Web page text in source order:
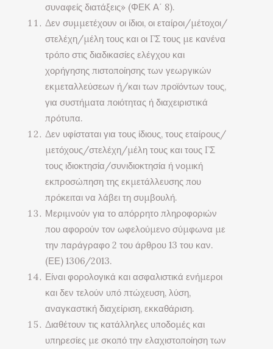
συναφείς διατάξεις» (ΦΕΚ Α΄ 8).
Δεν συμμετέχουν οι ίδιοι, οι εταίροι/μέτοχοι/
στελέχη/μέλη τους και οι ΓΣ τους με κανένα
τρόπο στις διαδικασίες ελέγχου και
χορήγησης πιστοποίησης των γεωργικών
εκμεταλλεύσεων ή/και των προϊόντων τους,
για συστήματα ποιότητας ή διαχειριστικά
πρότυπα.
Δεν υφίσταται για τους ίδιους, τους εταίρους/
μετόχους/στελέχη/μέλη τους και τους ΓΣ
τους ιδιοκτησία/συνιδιοκτησία ή νομική
εκπροσώπηση της εκμετάλλευσης που
πρόκειται να λάβει τη συμβουλή.
Μεριμνούν για το απόρρητο πληροφοριών
που αφορούν τον ωφελούμενο σύμφωνα με
την παράγραφο 2 του άρθρου 13 του καν.
(ΕΕ) 1306/2013.
Είναι φορολογικά και ασφαλιστικά ενήμεροι
και δεν τελούν υπό πτώχευση, λύση,
αναγκαστική διαχείριση, εκκαθάριση.
Διαθέτουν τις κατάλληλες υποδομές και
υπηρεσίες με σκοπό την ελαχιστοποίηση των